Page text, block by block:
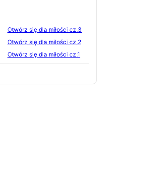
Otwórz się dla miłości cz.3
Otwórz się dla miłości cz.2
Otwórz się dla miłości cz.1